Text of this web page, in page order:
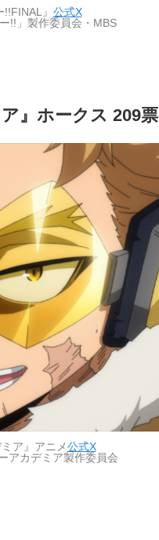
』 公式X
!!」製作委員会・MBS
』ホークス 209票
ア』アニメ公式X
アカデミア製作委員会